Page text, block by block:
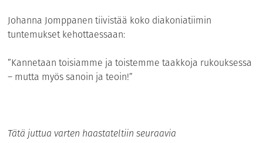
Johanna Jomppanen tiivistää koko diakoniatiimin
tuntemukset kehottaessaan:
”Kannetaan toisiamme ja toistemme taakkoja rukouksessa
– mutta myös sanoin ja teoin!”
Tätä juttua varten haastateltiin seuraavia